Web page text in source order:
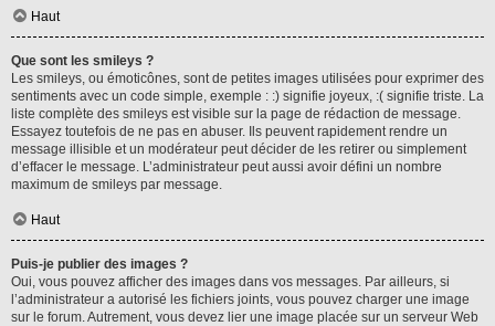
Haut
Que sont les smileys ?
Les smileys, ou émoticônes, sont de petites images utilisées pour exprimer des
sentiments avec un code simple, exemple : :) signifie joyeux, :( signifie triste. La
liste complète des smileys est visible sur la page de rédaction de message.
Essayez toutefois de ne pas en abuser. Ils peuvent rapidement rendre un
message illisible et un modérateur peut décider de les retirer ou simplement
d’effacer le message. L’administrateur peut aussi avoir défini un nombre
maximum de smileys par message.
Haut
Puis-je publier des images ?
Oui, vous pouvez afficher des images dans vos messages. Par ailleurs, si
l’administrateur a autorisé les fichiers joints, vous pouvez charger une image
sur le forum. Autrement, vous devez lier une image placée sur un serveur Web